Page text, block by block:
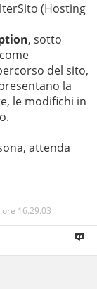
(Hosting
, sotto
del sito,
la
le modifichi in
attenda
ore 16.29.03